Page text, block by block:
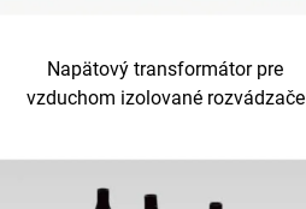
Napätový transformátor pre
vzduchom izolované rozvádzače